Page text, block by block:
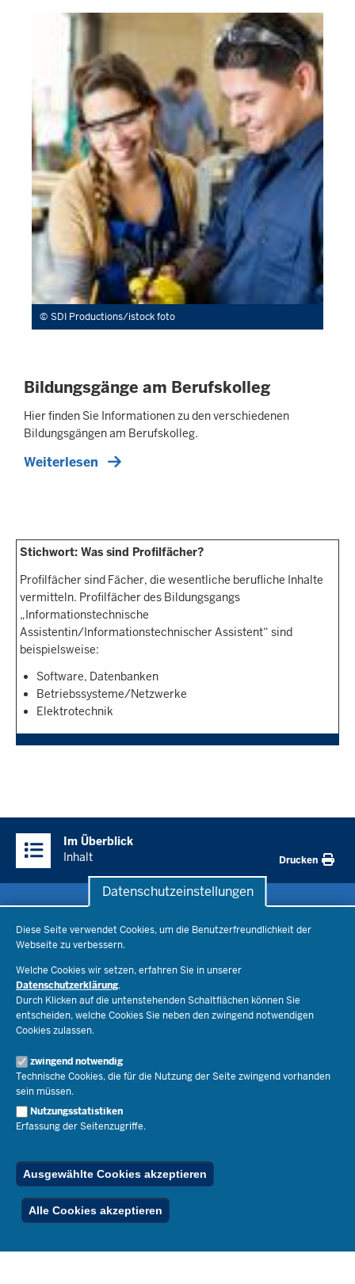
Datenschutzeinstellungen
Diese Seite verwendet Cookies, um die Benutzerfreundlichkeit der
Webseite zu verbessern.
Welche Cookies wir setzen, erfahren Sie in unserer
Datenschutzerklärung.
Durch Klicken auf die untenstehenden Schaltflächen können Sie
entscheiden, welche Cookies Sie neben den zwingend notwendigen
Cookies zulassen.
zwingend notwendig
Technische Cookies, die für die Nutzung der Seite zwingend vorhanden
sein müssen.
Nutzungsstatistiken
Erfassung der Seitenzugriffe.
Ausgewählte Cookies akzeptieren
Alle Cookies akzeptieren
SDI Productions/istock foto
Bildungsgänge am Berufskolleg
Hier finden Sie Informationen zu den verschiedenen
Bildungsgängen am Berufskolleg.
Weiterlesen
Stichwort: Was sind Profilfächer?
Profilfächer sind Fächer, die wesentliche berufliche Inhalte
vermitteln. Profilfächer des Bildungsgangs
„Informationstechnische
Assistentin/Informationstechnischer Assistent“ sind
beispielsweise:
Software, Datenbanken
Betriebssysteme/Netzwerke
Elektrotechnik
Inhalte
Im Überblick
Inhalt
Drucken
Bildungsthemen
Lehrkräfte
Recht
Schulleben
Ministerium
Ministerin Dorothee Feller
Staatssekretär Dr. Urban Mauer
Open Government
Bibliothek
Veranstaltungen
Geschäftsbereich
Presse
Pressefotos
Social Media
Pressekontakt
Service
Schule(n) suchen
Kontakt
Der Weg zu uns
Publikationen
RSS-Feed
Ferienordnung
Spezialangebote
© 2026 Bildungsportal NRW
Below
Footer
Menu
Inhalt Impressum Datenschutz